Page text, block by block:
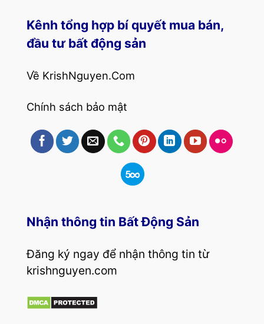
Kênh tổng hợp bí quyết mua bán,
đầu tư bất động sản
Về KrishNguyen.Com
Chính sách bảo mật
Nhận thông tin Bất Động Sản
Đăng ký ngay để nhận thông tin từ
krishnguyen.com